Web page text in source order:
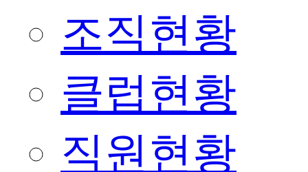
조직현황
클럽현황
직원현황